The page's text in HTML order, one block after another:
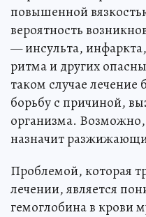
повышенной
вероятность
— инсульта,
ритма и других
таком случае лечение
борьбу с причиной,
организма.
назначит
Проблемой, которая
лечении, является
гемоглобина в крови